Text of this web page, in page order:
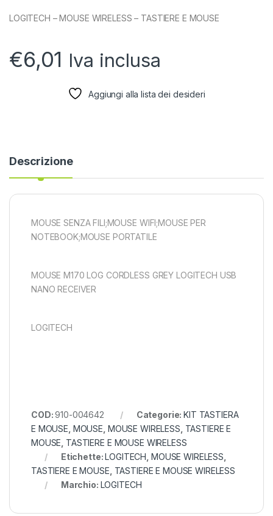
LOGITECH – MOUSE WIRELESS – TASTIERE E MOUSE
€6,01 Iva inclusa
Aggiungi alla lista dei desideri
Descrizione
MOUSE SENZA FILI;MOUSE WIFI;MOUSE PER
NOTEBOOK;MOUSE PORTATILE
MOUSE M170 LOG CORDLESS GREY LOGITECH USB
NANO RECEIVER
LOGITECH
COD:910-004642 Categorie:KIT TASTIERA
E MOUSE MOUSE MOUSE WIRELESS TASTIERE E
MOUSE TASTIERE E MOUSE WIRELESS
Etichette:LOGITECH MOUSE WIRELESS
TASTIERE E MOUSE TASTIERE E MOUSE WIRELESS
Marchio: LOGITECH